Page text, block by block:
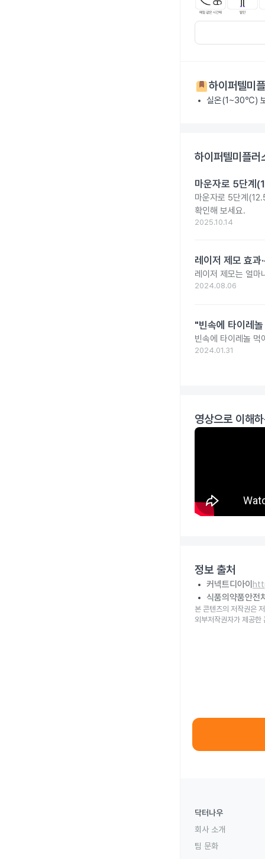
하이퍼텔미
실온(1~30℃)
하이퍼텔미플
마운자로 5단계
마운자로 5단계
확인해 보세요.
2025.10.14
레이저 제모 효과
레이저 제모는 얼마
2024.08.06
"빈속에 타이레
빈속에 타이레놀 먹
2024.01.31
영상으로 이해
정보 출처
커넥트디아이
식품의약품안전
본 콘텐츠의 저작권은
외부저작권자가 제공한
닥터나우
회사 소개
팀 문화